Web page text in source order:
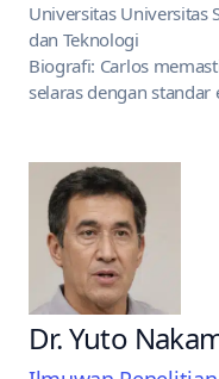
Universitas Universitas
dan Teknologi
Biografi: Carlos
selaras dengan
Dr. Yuto